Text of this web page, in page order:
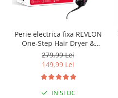
Perie electrica fixa REVLON
One-Step Hair Dryer &
Volumizer, RVDR5222E2,
pentru par mediu si lung
279,99 Lei
149,99 Lei
IN STOC